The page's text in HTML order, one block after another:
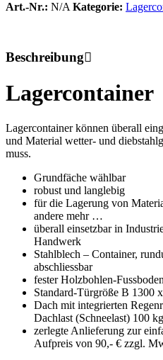
Art.-Nr.: N/A Kategorie:
Beschreibung
Lagercontainer
Lagercontainer können überall
und Material wetter- und
muss.
Grundfäche wählbar
robust und langlebig
für die Lagerung von
andere mehr …
überall einsetzbar in
Handwerk
Stahlblech – Container,
abschliessbar
fester Holzbohlen-Fussboden
Standard-Türgröße B 1300
Dach mit integrierten
Dachlast (Schneelast) 100
zerlegte Anlieferung zur
Aufpreis von 90,- € zzgl.